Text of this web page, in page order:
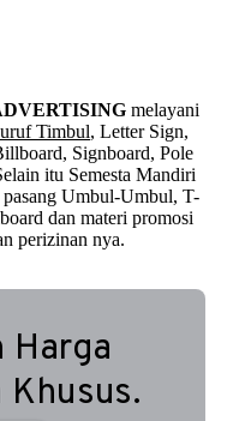
melayani
Timbul, Letter Sign,
Signboard, Pole
itu Semesta Mandiri
Umbul-Umbul, T-
dan materi promosi
perizinan nya.
Harga
Khusus.